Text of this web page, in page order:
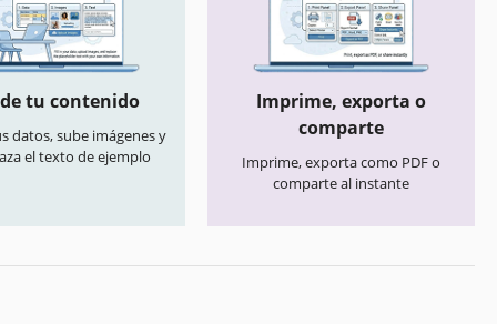
tu contenido
datos, sube imágenes y
el texto de ejemplo
Imprime, exporta o
comparte
Imprime, exporta como PDF o
comparte al instante